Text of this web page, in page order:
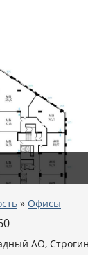
» Офисы
АО,